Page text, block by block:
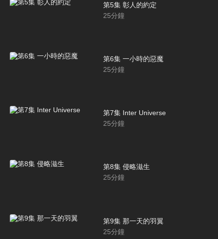
第5集 彰人的約定
25分鐘
第6集 一小時的惡魔
25分鐘
第7集 Inter Universe
25分鐘
第8集 侵略滋生
25分鐘
第9集 那一天的羽翼
25分鐘